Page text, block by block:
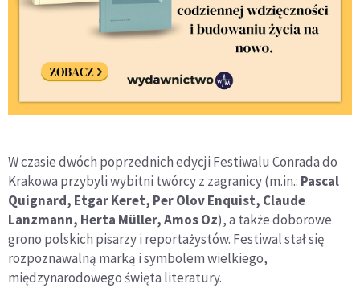
W czasie dwóch poprzednich edycji Festiwalu Conrada do
Krakowa przybyli wybitni twórcy z zagranicy (m.in.: Pascal
Quignard, Etgar Keret, Per Olov Enquist, Claude
Lanzmann, Herta Müller, Amos Oz), a także doborowe
grono polskich pisarzy i reportażystów. Festiwal stał się
rozpoznawalną marką i symbolem wielkiego,
międzynarodowego święta literatury.